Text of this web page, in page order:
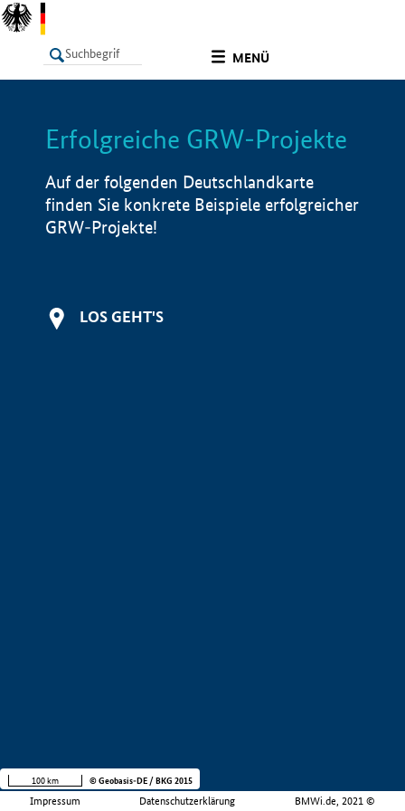
MENÜ
LISTE Info
Erfolgreiche GRW-Projekte
Auf der folgenden Deutschlandkarte
finden Sie konkrete Beispiele erfolgreicher
GRW-Projekte!
LOS GEHT'S
Impressum Datenschutzerklärung BMWi.de, 2021 ©
100 km © Geobasis-DE / BKG 2015